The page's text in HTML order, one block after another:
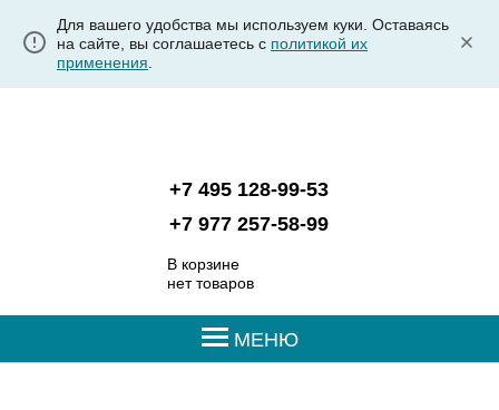
Для вашего удобства мы используем куки. Оставаясь
на сайте, вы соглашаетесь с политикой их
применения
+7 495 128-99-53
+7 977 257-58-99
В корзине
нет товаров
МЕНЮ